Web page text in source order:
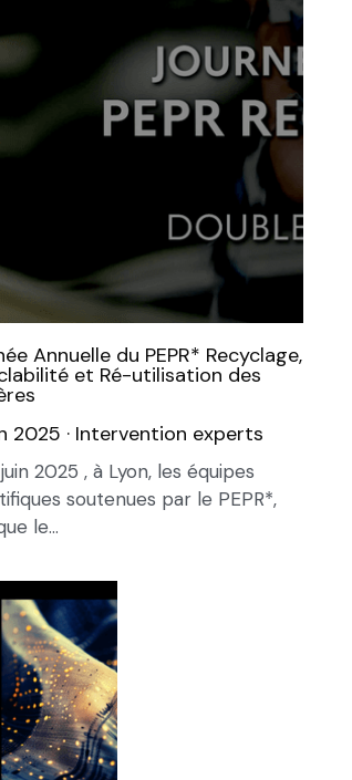
Annuelle du PEPR* Recyclage,
et Ré-utilisation des
2025 · Intervention experts
juin 2025 , à Lyon, les équipes
soutenues par le PEPR*,
le...